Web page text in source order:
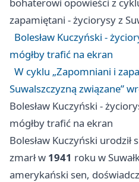
zapamiętani - życiorysy z
Bolesław Kuczyński -
mógłby trafić na ekran
W cyklu „Zapomniani i
Suwalszczyzną związane”
Bolesław Kuczyński -
mógłby trafić na ekran
Bolesław Kuczyński urodził
zmarł w 1941 roku w
amerykański sen,